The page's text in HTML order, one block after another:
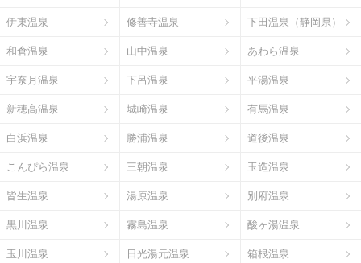
伊東温泉 修善寺温泉 下田温泉（静岡県）
和倉温泉 山中温泉 あわら温泉
宇奈月温泉 下呂温泉 平湯温泉
新穂高温泉 城崎温泉 有馬温泉
白浜温泉 勝浦温泉 道後温泉
こんぴら温泉 三朝温泉 玉造温泉
皆生温泉 湯原温泉 別府温泉
黒川温泉 霧島温泉 酸ヶ湯温泉
玉川温泉 日光湯元温泉 箱根温泉